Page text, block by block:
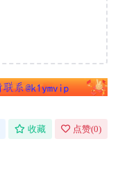
收藏 点赞(0)